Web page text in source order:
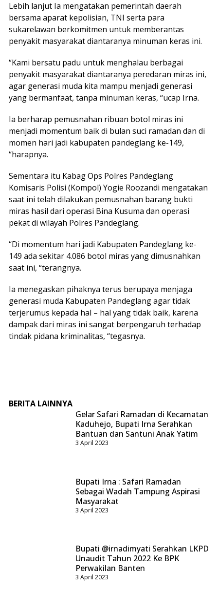
Lebih lanjut Ia mengatakan pemerintah daerah
bersama aparat kepolisian, TNI serta para
sukarelawan berkomitmen untuk memberantas
penyakit masyarakat diantaranya minuman keras ini.
“Kami bersatu padu untuk menghalau berbagai
penyakit masyarakat diantaranya peredaran miras ini,
agar generasi muda kita mampu menjadi generasi
yang bermanfaat, tanpa minuman keras, “ucap Irna.
Ia berharap pemusnahan ribuan botol miras ini
menjadi momentum baik di bulan suci ramadan dan di
momen hari jadi kabupaten pandeglang ke-149,
“harapnya.
Sementara itu Kabag Ops Polres Pandeglang
Komisaris Polisi (Kompol) Yogie Roozandi mengatakan
saat ini telah dilakukan pemusnahan barang bukti
miras hasil dari operasi Bina Kusuma dan operasi
pekat di wilayah Polres Pandeglang.
“Di momentum hari jadi Kabupaten Pandeglang ke-
149 ada sekitar 4.086 botol miras yang dimusnahkan
saat ini, “terangnya.
Ia menegaskan pihaknya terus berupaya menjaga
generasi muda Kabupaten Pandeglang agar tidak
terjerumus kepada hal – hal yang tidak baik, karena
dampak dari miras ini sangat berpengaruh terhadap
tindak pidana kriminalitas, “tegasnya.
BERITA LAINNYA
Gelar Safari Ramadan di Kecamatan
Kaduhejo, Bupati Irna Serahkan
Bantuan dan Santuni Anak Yatim
3 April 2023
Bupati Irna : Safari Ramadan
Sebagai Wadah Tampung Aspirasi
Masyarakat
3 April 2023
Bupati @irnadimyati Serahkan LKPD
Unaudit Tahun 2022 Ke BPK
Perwakilan Banten
3 April 2023